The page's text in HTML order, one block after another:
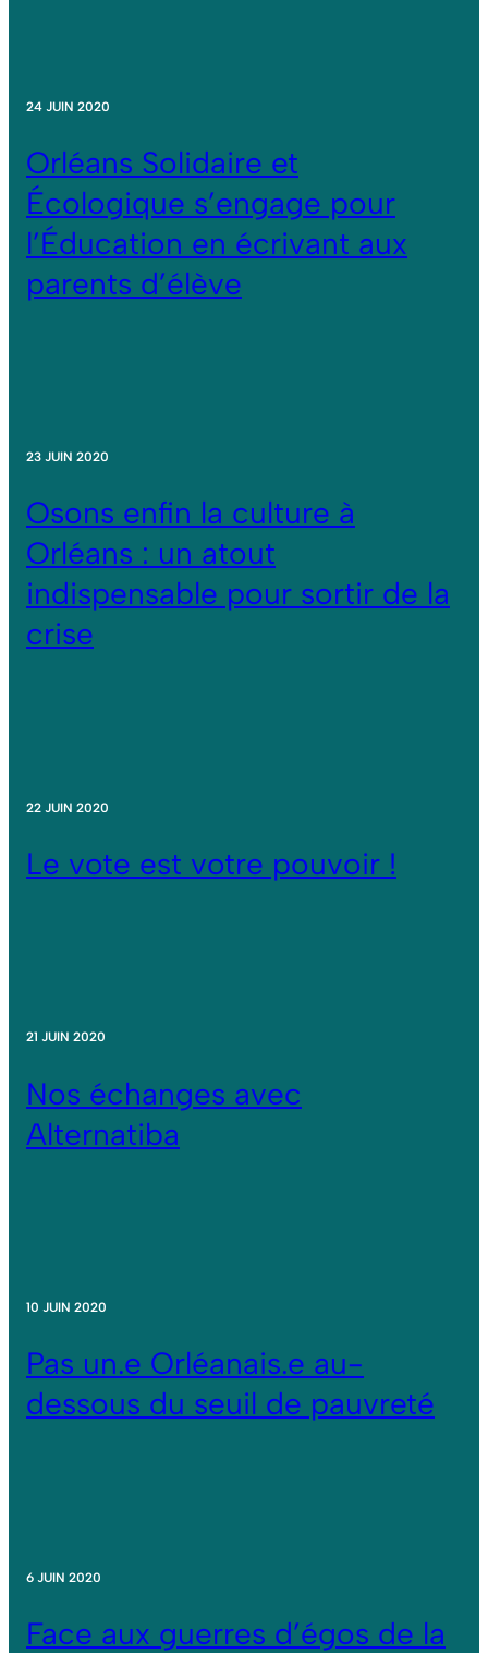
24 JUIN 2020
Orléans Solidaire et
Écologique s’engage pour
l’Éducation en écrivant aux
parents d’élève
23 JUIN 2020
Osons enfin la culture à
Orléans : un atout
indispensable pour sortir de la
crise
22 JUIN 2020
Le vote est votre pouvoir !
21 JUIN 2020
Nos échanges avec
Alternatiba
10 JUIN 2020
Pas un.e Orléanais.e au-
dessous du seuil de pauvreté
6 JUIN 2020
Face aux guerres d’égos de la